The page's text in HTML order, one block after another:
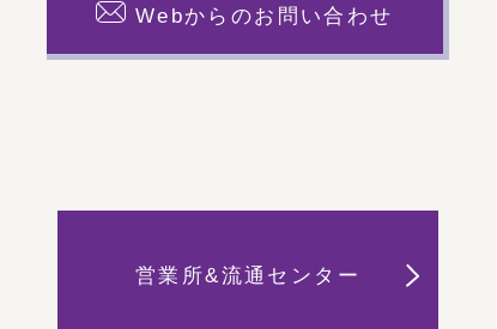
Webからのお問い合わせ
営業所&流通センター